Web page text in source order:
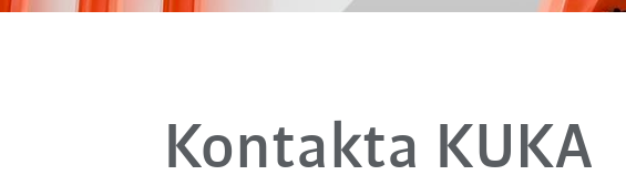
Kontakta KUKA